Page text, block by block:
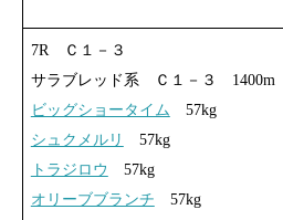
7R Ｃ１－３
サラブレッド系 Ｃ１－３ 1400m
ビッグショータイム 57kg
シュクメルリ
57kg
トラジロウ
57kg
オリーブブランチ 57kg